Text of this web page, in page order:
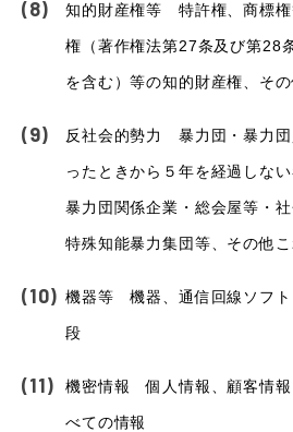
知的財産権等 特許権、商標権
権（著作権法第27条及び第28
を含む）等の知的財産権、その
反社会的勢力 暴力団・暴力団
ったときから５年を経過しな
暴力団関係企業・総会屋等・
特殊知能暴力集団等、その他
機器等 機器、通信回線ソフト
段
機密情報 個人情報、顧客情報
べての情報